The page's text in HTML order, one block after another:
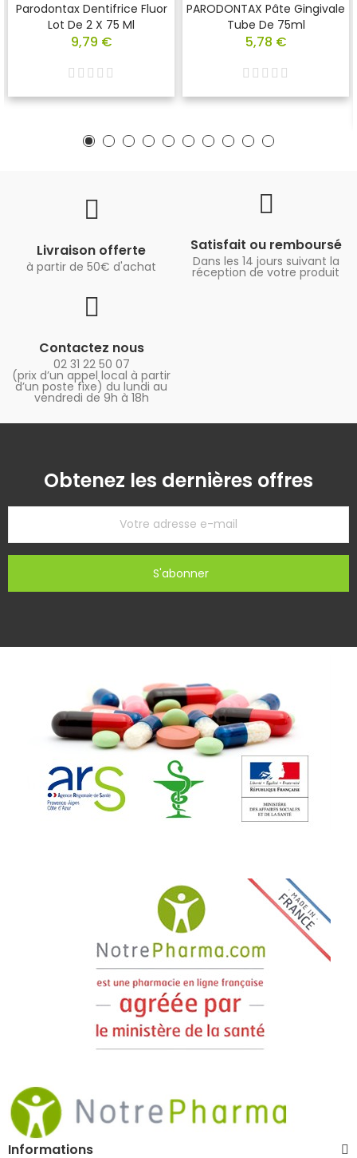
Parodontax Dentifrice Fluor
Lot De 2 X 75 Ml
9,79 €
PARODONTAX Pâte Gingivale
Tube De 75ml
5,78 €
Livraison offerte
à partir de 50€ d'achat
Satisfait ou remboursé
Dans les 14 jours suivant la
réception de votre produit
Contactez nous
02 31 22 50 07
(prix d’un appel local à partir
d’un poste fixe) du lundi au
vendredi de 9h à 18h
Obtenez les dernières offres
S'abonner
Informations